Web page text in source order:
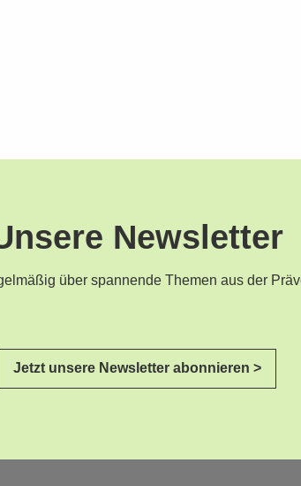
Newsletter
über spannende Themen aus der
Jetzt unsere Newsletter abonnieren >